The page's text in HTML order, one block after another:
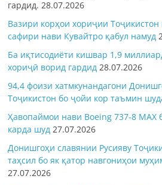
гардид.28.07.2026
Вазири корҳои хориҷии
сафири нави Кувайтро қабул намуд
Ба иқтисодиёти кишвар 1,9
хориҷӣ ворид гардид 28.07.2026
94,4 фоизи хатмкунандагони
Тоҷикистон бо ҷойи кор таъмин
Ҳавопаймои нави Boeing 737-8 MAX
карда шуд 27.07.2026
Донишгоҳи славянии Русияву
таҳсил бо як қатор навгониҳои
27.07.2026